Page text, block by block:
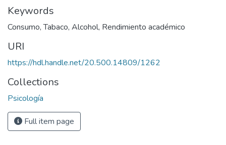
Keywords
Consumo,Tabaco, Alcohol, Rendimiento académico
URI
https://hdl.handle.net/20.500.14809/1262
Collections
Psicología
Full item page